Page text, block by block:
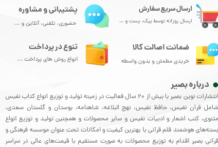
درباره بصیر
انتشارات نوین بصیر با بیش از 20 سال فعالیت در زمینه تولید و توزیع انواع کتاب نفیس
شامل قرآن نفیس، حافظ نفیس، نهج البلاغه، شاهنامه، بوستان و گلستان سعدی،
مثنوی، کتب اشعار و ادبیات نفیس و سایر محصولات و همچنین تولید و توزیع انواع
بسته‌های هوشمند قلم قرآنی با بهترین کیفیت و امکانات تحت عنوان موسسه فرهنگی و
قرآنی بصیر اقدام به توزیع محصولات به صورت مستقیم با قیمت‌های عالی در سراسر
ارسال سریع سفارش
ارسال روزانه توسط پیک، پست و ...
تنوع در پرداخت
انواع روش های پرداخت ...
پشتیبانی و مشاوره
حضوری، تلفنی، آنلاین و ...
ضمانت اصالت کالا
خریدی مطمئن و بدون واسطه